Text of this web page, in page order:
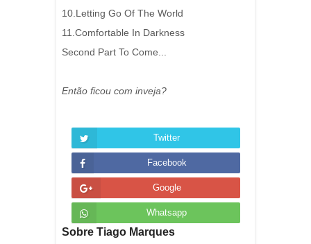
10.Letting Go Of The World
11.Comfortable In Darkness
Second Part To Come...
Então ficou com inveja?
Twitter
Facebook
Google
Whatsapp
Sobre Tiago Marques